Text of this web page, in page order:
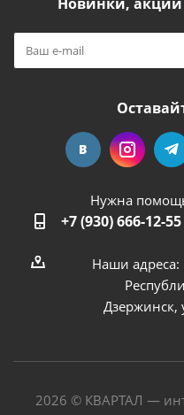
Нужна
+7 (930) 666-12-55
Наши
Дзержинск,
2026 © КВАРТАЛ —